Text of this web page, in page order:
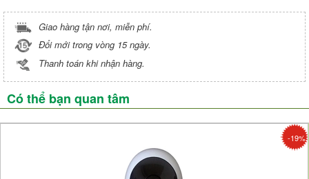
Giao hàng tận nơi, miễn phí.
Đổi mới trong vòng 15 ngày.
Thanh toán khi nhận hàng.
Có thể bạn quan tâm
-19%